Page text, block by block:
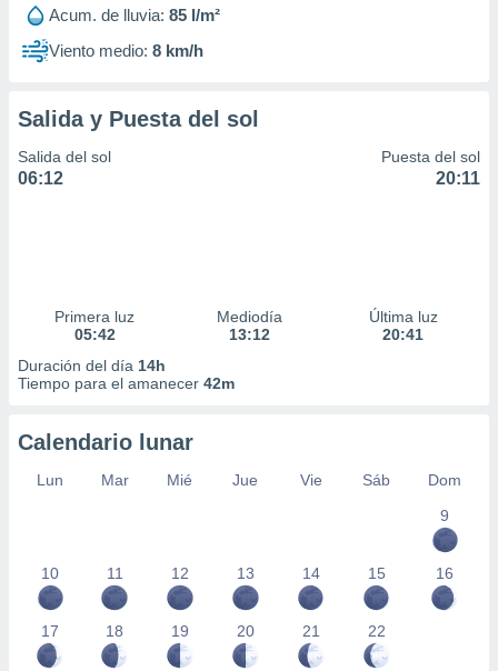
1199
Acum. de lluvia: 85 l/m²
Viento medio: 8 km/h
Salida y Puesta del sol
Salida del sol
06:12
Puesta del sol
20:11
Primera luz
05:42
Mediodía
13:12
Última luz
20:41
Duración del día 14h
Tiempo para el amanecer 42m
Calendario lunar
Lun Mar Mié Jue Vie Sáb
Dom
9
10 11 12 13 14 15 16
17 18 19 20 21 22